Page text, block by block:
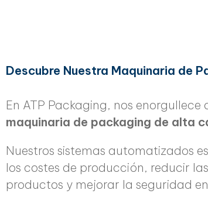
Descubre Nuestra Maquinaria de
En ATP Packaging, nos enorgullece
maquinaria de packaging de alta
Nuestros sistemas automatizados
los costes de producción, reducir
productos y mejorar la seguridad